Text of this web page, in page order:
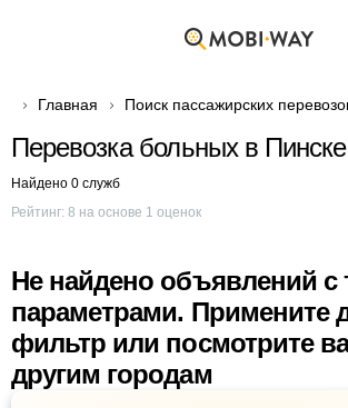
Главная Поиск пассажирских
Перевозка больных в Пинске
Найдено 0 служб
Рейтинг: 8 на основе 1 оценок
Не найдено объявлений с
параметрами. Примените
фильтр или посмотрите
другим городам